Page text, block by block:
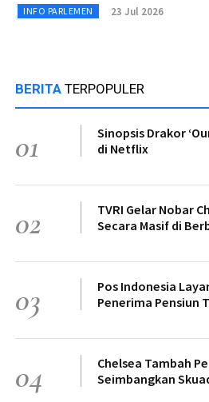
INFO PARLEMEN 23 Jul 2026
BERITA TERPOPULER
01
Sinopsis Drakor
di Netflix
02
TVRI Gelar Nobar
Secara Masif di
03
Pos Indonesia
Penerima Pensiun
04
Chelsea Tambah
Seimbangkan